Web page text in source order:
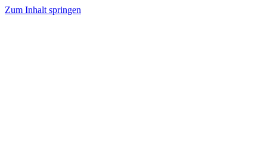
Zum Inhalt springen